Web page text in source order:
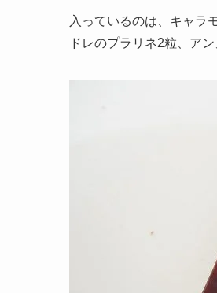
入っているのは、キャラ
ドレのプラリネ2粒、ア